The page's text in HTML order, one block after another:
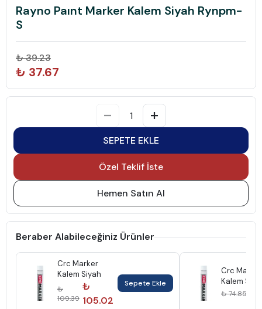
Rayno Paınt Marker Kalem Siyah Rynpm-
S
₺ 39.23
₺ 37.67
SEPETE EKLE
Özel Teklif İste
Hemen Satın Al
Beraber Alabileceğiniz Ürünler
Crc Marker
Kalem Siyah
₺
109.39
₺
105.02
Sepete Ekle
Crc Marker
Kalem Sarı
₺ 74.85